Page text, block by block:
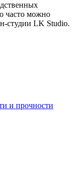
часто можно
студии LK Studio.
и прочности